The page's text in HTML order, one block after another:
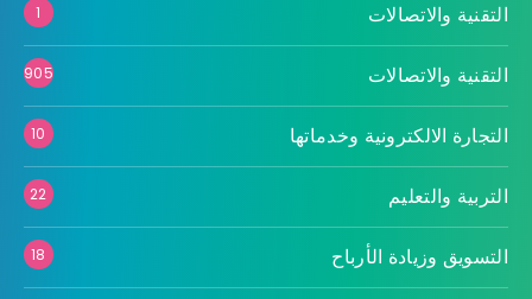
التقنية والاتصالات 1
التقنية والاتصالات 905
التجارة الالكترونية وخدماتها 10
التربية والتعليم 22
التسويق وزيادة الأرباح 18